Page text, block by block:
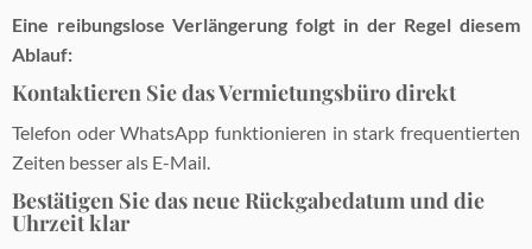
Eine reibungslose Verlängerung folgt in der Regel diesem
Ablauf:
Kontaktieren Sie das Vermietungsbüro direkt
Telefon oder WhatsApp funktionieren in stark frequentierten
Zeiten besser als E-Mail.
Bestätigen Sie das neue Rückgabedatum und die
Uhrzeit klar